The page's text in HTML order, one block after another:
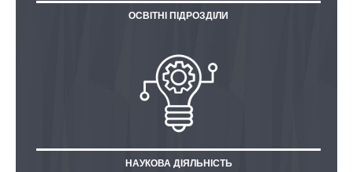
ОСВІТНІ ПІДРОЗДІЛИ
НАУКОВА ДІЯЛЬНІСТЬ